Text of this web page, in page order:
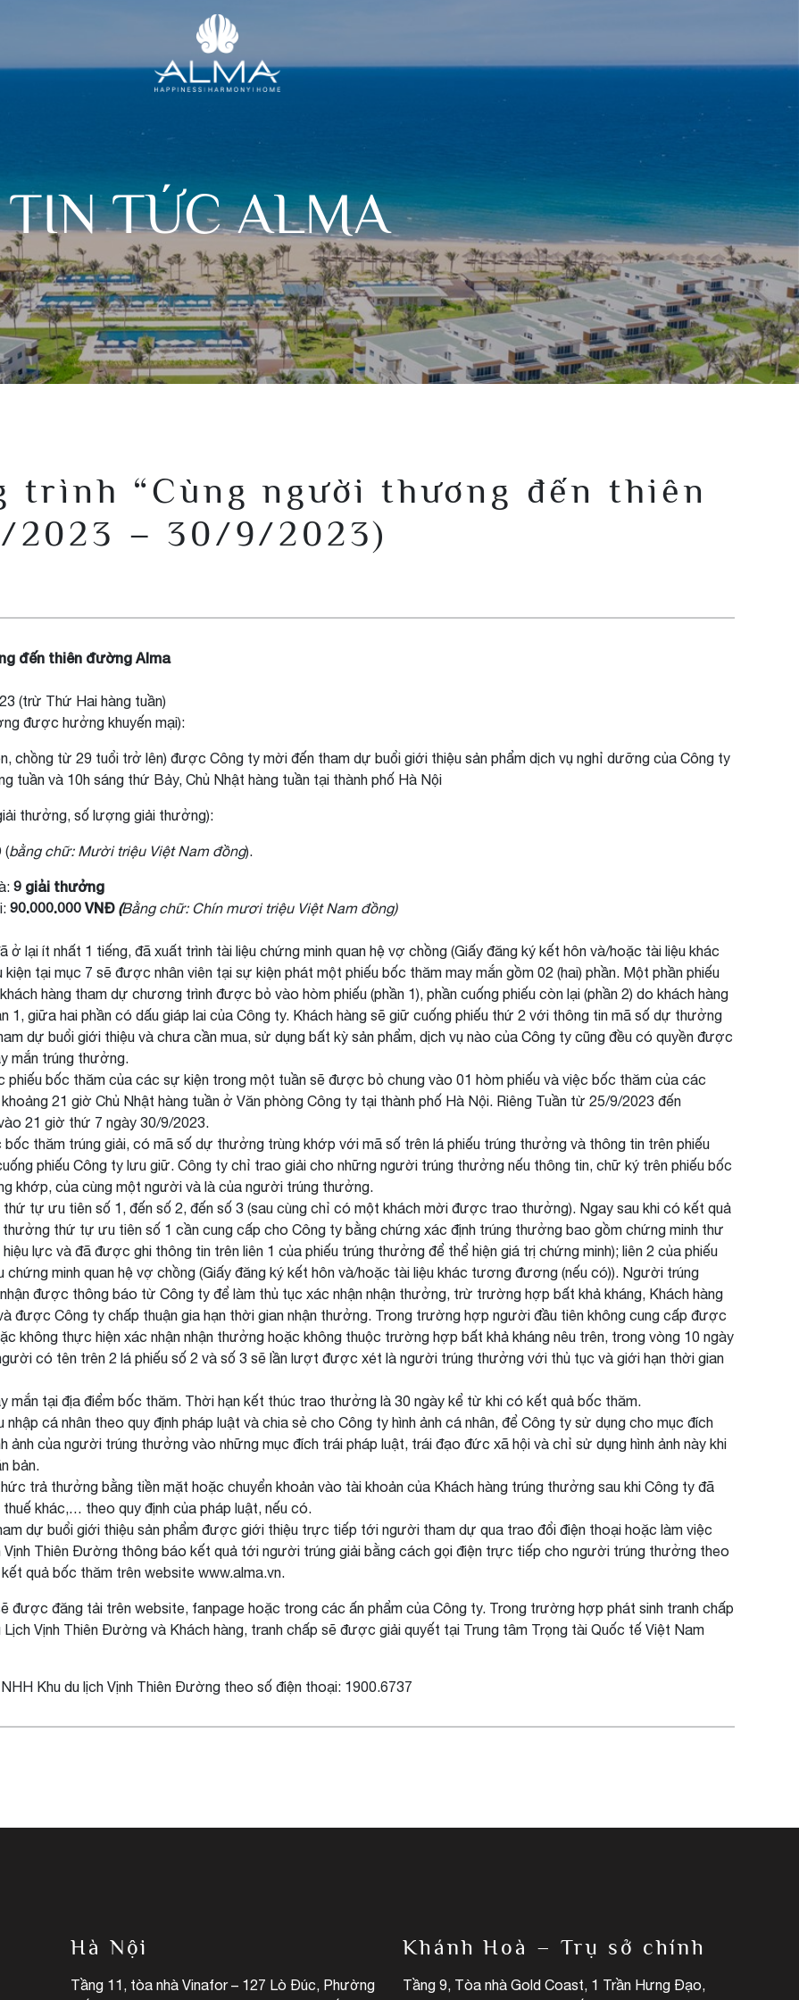
TIN TỨC ALMA
trình “Cùng người thương đến thiên
2023 – 30/9/2023)
đến thiên đường Alma
(trừ Thứ Hai hàng tuần)
được hưởng khuyến mại):
từ 29 tuổi trở lên) được Công ty mời đến tham dự buổi giới thiệu sản phẩm dịch vụ nghỉ dưỡng của Công ty
tuần và 10h sáng thứ Bảy, Chủ Nhật hàng tuần tại thành phố Hà Nội
thưởng, số lượng giải thưởng):
(bằng chữ: Mười triệu Việt Nam đồng).
9 giải thưởng
90.000.000 VNĐ (Bằng chữ: Chín mươi triệu Việt Namđồng)
ở lại ít nhất 1 tiếng, đã xuất trình tài liệu chứng minh quan hệ vợ chồng (Giấy đăng ký kết hôn và/hoặc tài liệu khác
tại mục 7 sẽ được nhân viên tại sự kiện phát một phiếu bốc thăm may mắn gồm 02 (hai) phần. Một phần phiếu
hàng tham dự chương trình được bỏ vào hòm phiếu (phần 1), phần cuống phiếu còn lại (phần 2) do khách hàng
1, giữa hai phần có dấu giáp lai của Công ty. Khách hàng sẽ giữ cuống phiếu thứ 2 với thông tin mã số dự thưởng
dự buổi giới thiệu và chưa cần mua, sử dụng bất kỳ sản phẩm, dịch vụ nào của Công ty cũng đều có quyền được
mắn trúng thưởng.
bốc thăm của các sự kiện trong một tuần sẽ được bỏ chung vào 01 hòm phiếu và việc bốc thăm của các
21 giờ Chủ Nhật hàng tuần ở Văn phòng Công ty tại thành phố Hà Nội. Riêng Tuần từ 25/9/2023 đến
21 giờ thứ 7 ngày 30/9/2023.
thăm trúng giải, có mã số dự thưởng trùng khớp với mã số trên lá phiếu trúng thưởng và thông tin trên phiếu
phiếu Công ty lưu giữ. Công ty chỉ trao giải cho những người trúng thưởng nếu thông tin, chữ ký trên phiếu bốc
khớp, của cùng một người và là của người trúng thưởng.
thứ tự ưu tiên số 1, đến số 2, đến số 3 (sau cùng chỉ có một khách mời được trao thưởng). Ngay sau khi có kết quả
thứ tự ưu tiên số 1 cần cung cấp cho Công ty bằng chứng xác định trúng thưởng bao gồm chứng minh thư
lực và đã được ghi thông tin trên liên 1 của phiếu trúng thưởng để thể hiện giá trị chứng minh); liên 2 của phiếu
minh quan hệ vợ chồng (Giấy đăng ký kết hôn và/hoặc tài liệu khác tương đương (nếu có)). Người trúng
được thông báo từ Công ty để làm thủ tục xác nhận nhận thưởng, trừ trường hợp bất khả kháng, Khách hàng
được Công ty chấp thuận gia hạn thời gian nhận thưởng. Trong trường hợp người đầu tiên không cung cấp được
không thực hiện xác nhận nhận thưởng hoặc không thuộc trường hợp bất khả kháng nêu trên, trong vòng 10 ngày
có tên trên 2 lá phiếu số 2 và số 3 sẽ lần lượt được xét là người trúng thưởng với thủ tục và giới hạn thời gian
mắn tại địa điểm bốc thăm. Thời hạn kết thúc trao thưởng là 30 ngày kể từ khi có kết quả bốc thăm.
cá nhân theo quy định pháp luật và chia sẻ cho Công ty hình ảnh cá nhân, để Công ty sử dụng cho mục đích
ảnh của người trúng thưởng vào những mục đích trái pháp luật, trái đạo đức xã hội và chỉ sử dụng hình ảnh này khi
bản.
trả thưởng bằng tiền mặt hoặc chuyển khoản vào tài khoản của Khách hàng trúng thưởng sau khi Công ty đã
khác,… theo quy định của pháp luật, nếu có.
dự buổi giới thiệu sản phẩm được giới thiệu trực tiếp tới người tham dự qua trao đổi điện thoại hoặc làm việc
Thiên Đường thông báo kết quả tới người trúng giải bằng cách gọi điện trực tiếp cho người trúng thưởng theo
quả bốc thăm trên website www.alma.vn.
được đăng tải trên website, fanpage hoặc trong các ấn phẩm của Công ty. Trong trường hợp phát sinh tranh chấp
Vịnh Thiên Đường và Khách hàng, tranh chấp sẽ được giải quyết tại Trung tâm Trọng tài Quốc tế Việt Nam
Khu du lịch Vịnh Thiên Đường theo số điện thoại: 1900.6737
Hà Nội
Tầng 11, tòa nhà Vinafor – 127 Lò Đúc, Phường
Khánh Hoà – Trụ sở chính
Tầng 9, Tòa nhà Gold Coast, 1 Trần Hưng Đạo,